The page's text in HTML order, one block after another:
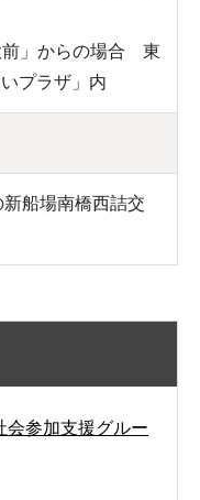
」からの場合 東
プラザ」内
船場南橋西詰交
会参加支援グルー